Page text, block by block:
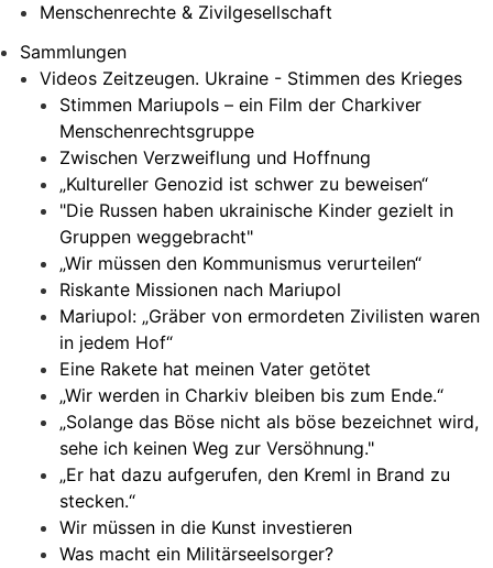
Menschenrechte & Zivilgesellschaft
Sammlungen
Videos Zeitzeugen. Ukraine - Stimmen des Krieges
Stimmen Mariupols – ein Film der Charkiver
Menschenrechtsgruppe
Zwischen Verzweiflung und Hoffnung
„Kultureller Genozid ist schwer zu beweisen“
"Die Russen haben ukrainische Kinder gezielt in
Gruppen weggebracht"
„Wir müssen den Kommunismus verurteilen“
Riskante Missionen nach Mariupol
Mariupol: „Gräber von ermordeten Zivilisten waren
in jedem Hof“
Eine Rakete hat meinen Vater getötet
„Wir werden in Charkiv bleiben bis zum Ende.“
„Solange das Böse nicht als böse bezeichnet wird,
sehe ich keinen Weg zur Versöhnung."
„Er hat dazu aufgerufen, den Kreml in Brand zu
stecken.“
Wir müssen in die Kunst investieren
Was macht ein Militärseelsorger?